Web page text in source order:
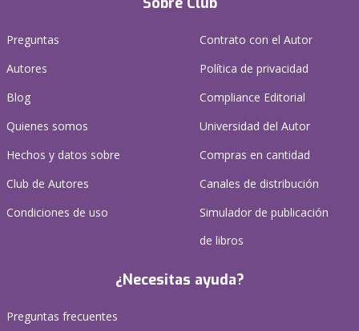
Preguntas
Autores
Blog
Quienes somos
Hechos y datos sobre
Club de Autores
Condiciones de uso
Contrato con el Autor
Política de privacidad
Compliance Editorial
Universidad del Autor
Compras en cantidad
Canales de distribución
Simulador de publicación
de libros
¿Necesitas ayuda?
Preguntas frecuentes